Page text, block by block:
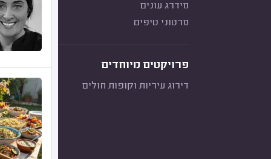
מידרג עונים
סרטוני טיפים
פרויקטים מיוחדים
דירוג עיריות וקופות חולים